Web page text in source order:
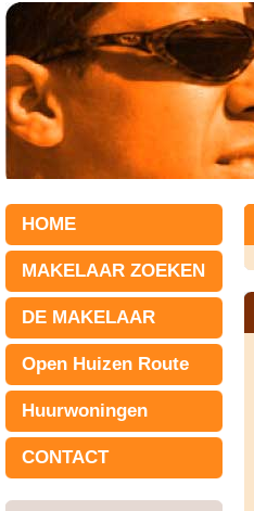
HOME
MAKELAAR ZOEKEN
DE MAKELAAR
Open Huizen Route
Huurwoningen
CONTACT